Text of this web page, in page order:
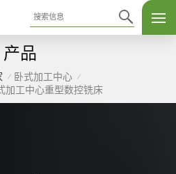
产品
/ 卧式加工中心 /
加工中心重型数控铣床